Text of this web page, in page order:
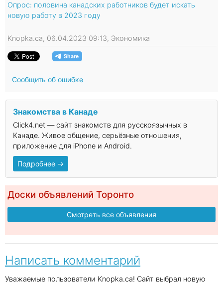
Опрос: половина канадских работников будет искать
новую работу в 2023 году
Knopka.ca, 06.04.2023 09:13, Экономика
Сообщить об ошибке
Знакомства в Канаде
Click4.net — сайт знакомств для русскоязычных в
Канаде. Живое общение, серьёзные отношения,
приложение для iPhone и Android.
Подробнее →
Доски объявлений Торонто
Смотреть все объявления
Написать комментарий
Уважаемые пользователи Knopka.ca! Сайт выбрал новую